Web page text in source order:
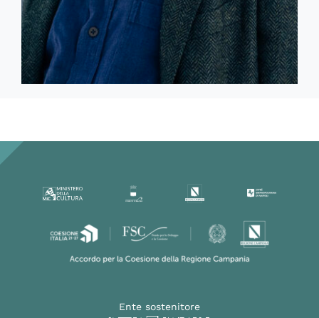
Ente sostenitore